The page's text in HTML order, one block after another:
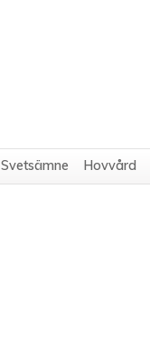
Svetsämne Hovvård